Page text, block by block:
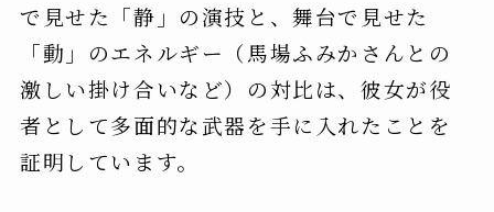
で見せた「静」の演技と、舞台で見せた
「動」のエネルギー（馬場ふみかさんとの
激しい掛け合いなど）の対比は、彼女が役
者として多面的な武器を手に入れたことを
証明しています。